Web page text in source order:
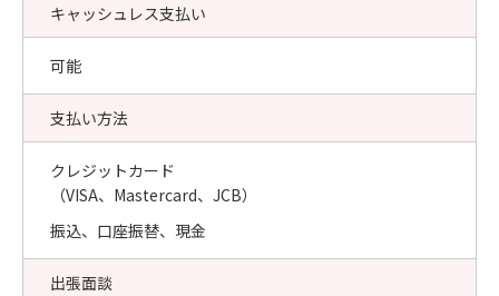
キャッシュレス支払い
可能
支払い方法
クレジットカード
（VISA、Mastercard、JCB）
振込、口座振替、現金
出張面談